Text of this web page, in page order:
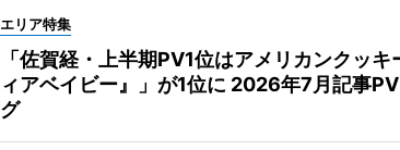
エリア特集
「佐賀経・上半期PV1位はアメリカンクッキ
ィアベイビー』」が1位に 2026年7月記事
グ